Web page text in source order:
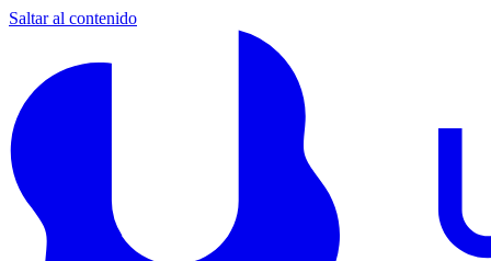
Saltar al contenido